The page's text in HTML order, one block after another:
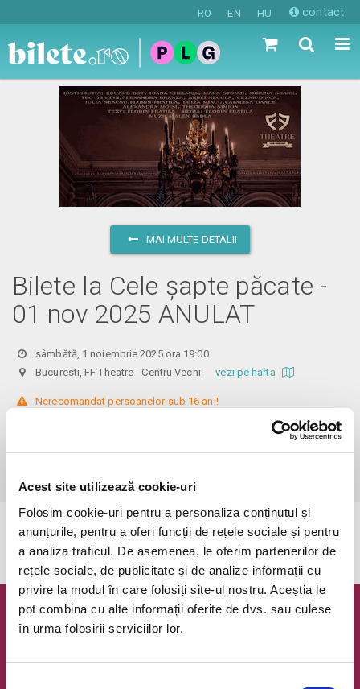
Acest site utilizează cookie-uri
Folosim cookie-uri pentru a personaliza conținutul și
anunțurile, pentru a oferi funcții de rețele sociale și pentru
a analiza traficul. De asemenea, le oferim partenerilor de
rețele sociale, de publicitate și de analize informații cu
privire la modul în care folosiți site-ul nostru. Aceștia le
pot combina cu alte informații oferite de dvs. sau culese
în urma folosirii serviciilor lor.
RO EN HU contact
MAI MULTE DETALII
Bilete la Cele șapte păcate -
01 nov 2025 ANULAT
sâmbătă, 1 noiembrie 2025 ora 19:00
Bucuresti, FF Theatre - Centru Vechivezi pe harta
Nerecomandat persoanelor sub 16 ani!
Din respect pentru actori si public avem rugamintea de a va prezenta
cu cel putin 30 de minute inainte de inceperea spectacolului.
Dupa ora inceperii reprezentatiei, rezervarile si biletele isi pierd
Evenimentul a expirat.
Newsletter @ Bilete.ro
Oferte exclusive si o editie saptamanala cu cele mai noi